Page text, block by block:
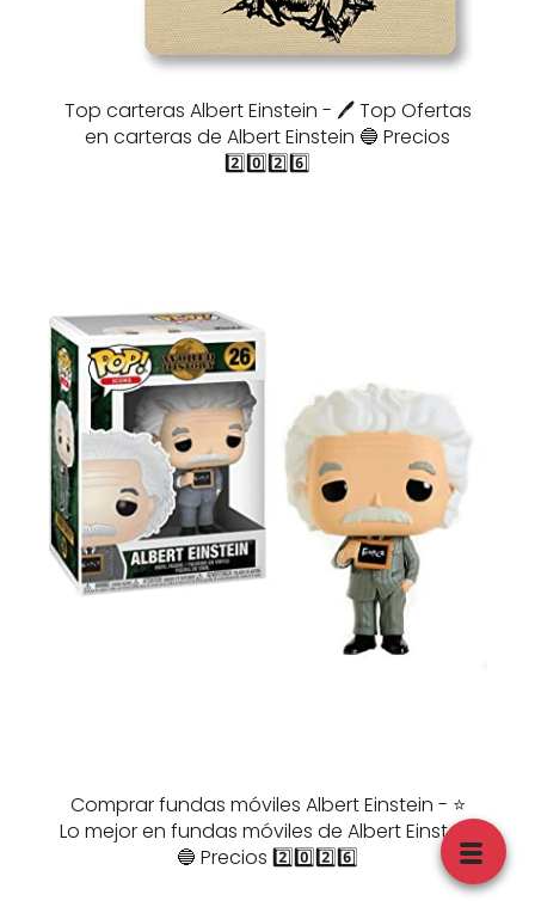
Top carteras Albert Einstein - 🖊️ Top Ofertas
en carteras de Albert Einstein 🔵 Precios
2️⃣0️⃣2️⃣6️⃣
Comprar fundas móviles Albert Einstein - ⭐️
Lo mejor en fundas móviles de Albert Einstein
🔵 Precios 2️⃣0️⃣2️⃣6️⃣